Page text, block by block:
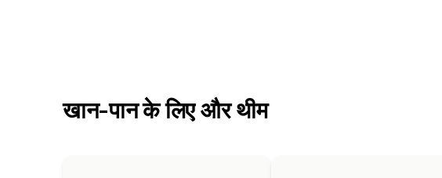
खान-पान के लिए और थीम